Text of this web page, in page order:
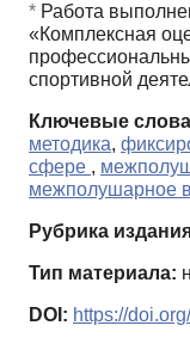
* Работа
«Комплексная
спортивной
Ключевые
методика,
сфере ,
межполушарное
Рубрика
Тип материала:
DOI: https://